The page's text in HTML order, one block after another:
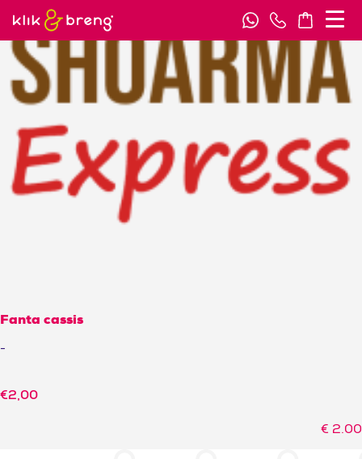
Fanta cassis
-
€2,00
€ 2.00